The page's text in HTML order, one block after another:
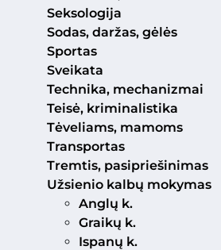
Seksologija
Sodas, daržas, gėlės
Sportas
Sveikata
Technika, mechanizmai
Teisė, kriminalistika
Tėveliams, mamoms
Transportas
Tremtis, pasipriešinimas
Užsienio kalbų mokymas
Anglų k.
Graikų k.
Ispanų k.